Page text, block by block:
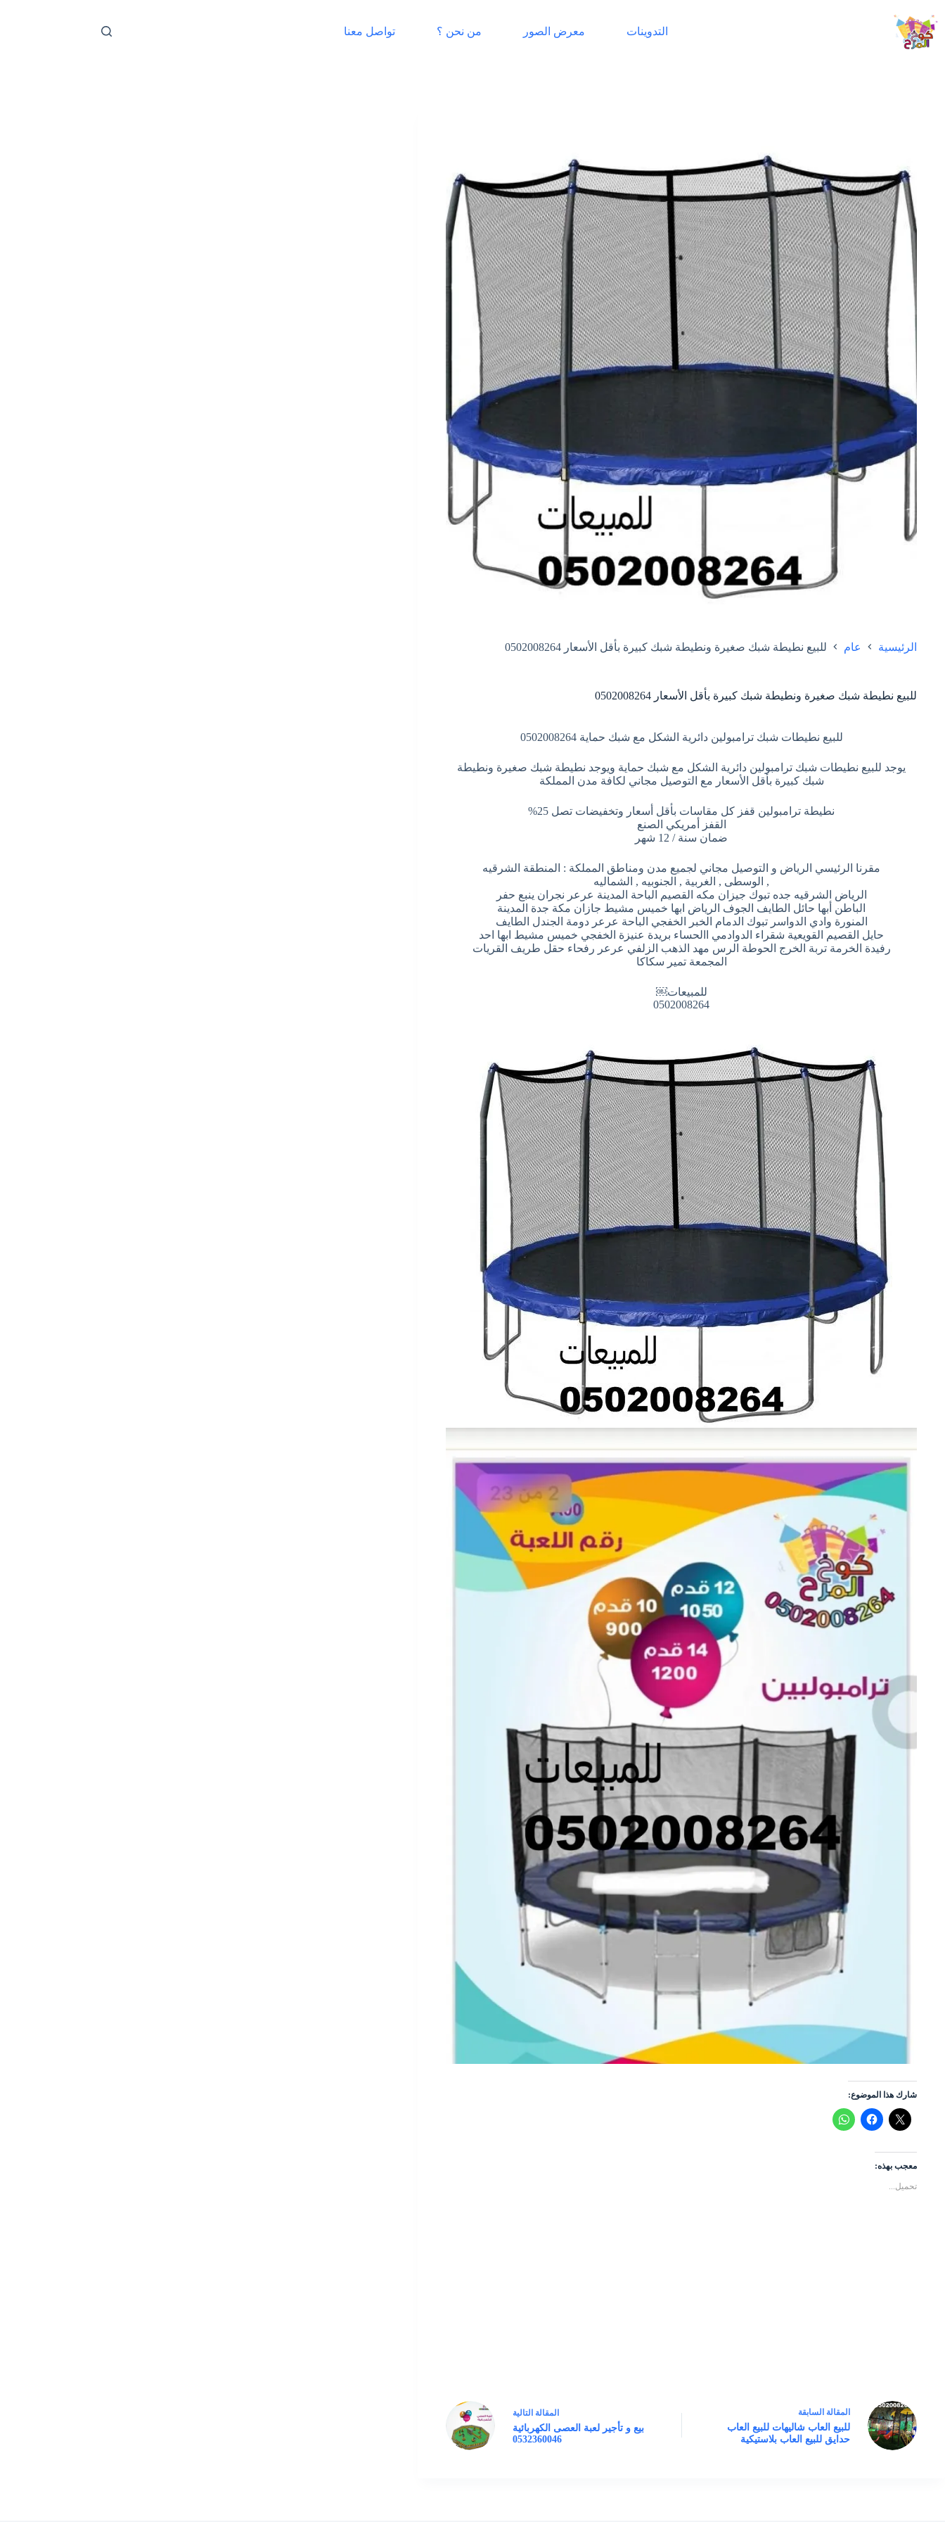
إلى
المحتوى
التدوينات معرض الصور من نحن ؟ تواصل معنا
الرئيسية عام للبيع نطيطة شبك صغيرة ونطيطة شبك كبيرة بأقل الأسعار 0502008264
للبيع نطيطة شبك صغيرة ونطيطة شبك كبيرة بأقل الأسعار 0502008264
للبيع نطيطات شبك ترامبولين دائرية الشكل مع شبك حماية 0502008264
يوجد للبيع نطيطات شبك ترامبولين دائرية الشكل مع شبك حماية ويوجد نطيطة شبك صغيرة ونطيطة
شبك كبيرة بأقل الأسعار مع التوصيل مجاني لكافة مدن المملكة
نطيطة ترامبولين قفز كل مقاسات بأقل أسعار وتخفيضات تصل 25%
القفز أمريكي الصنع
ضمان سنة / 12 شهر
مقرنا الرئيسي الرياض و التوصيل مجاني لجميع مدن ومناطق المملكة : المنطقة الشرقيه
, الوسطى , الغربية , الجنوبيه , الشماليه
الرياض الشرقيه جده تبوك جيزان مكه القصيم الباحة المدينة عرعر نجران ينبع حفر
الباطن أبها حائل الطايف الجوف الرياض ابها خميس مشيط جازان مكة جدة المدينة
المنورة وادي الدواسر تبوك الدمام الخبر الخفجي الباحة عرعر دومة الجندل الطايف
حايل القصيم القويعية شقراء الدوادمي االحساء بريدة عنيزة الخفجي خميس مشيط ابها احد
رفيدة الخرمة تربة الخرج الحوطة الرس مهد الذهب الزلفي عرعر رفحاء حقل طريف القريات
المجمعة تمير سكاكا
للمبيعات￼
0502008264
شارك هذا الموضوع:
معجب بهذه:
تحميل...
المقالة السابقة
للبيع العاب شاليهات للبيع العاب
حدايق للبيع العاب بلاستيكية
المقالة التالية
بيع و تأجير لعبة العصى الكهربائية
0532360046